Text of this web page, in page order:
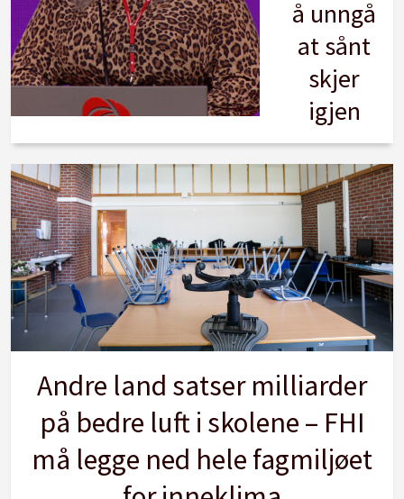
å unngå
at sånt
skjer
igjen
Andre land satser milliarder
på bedre luft i skolene – FHI
må legge ned hele fagmiljøet